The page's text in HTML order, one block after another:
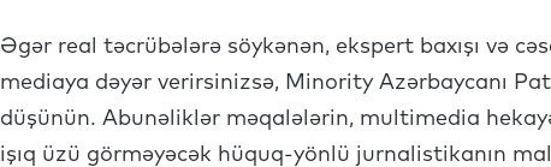
Əgər real təcrübələrə söykənən, ekspert baxışı və
mediaya dəyər verirsinizsə, Minority Azərbaycanı
düşünün. Abunəliklər məqalələrin, multimedia
işıq üzü görməyəcək hüquq-yönlü jurnalistikanın